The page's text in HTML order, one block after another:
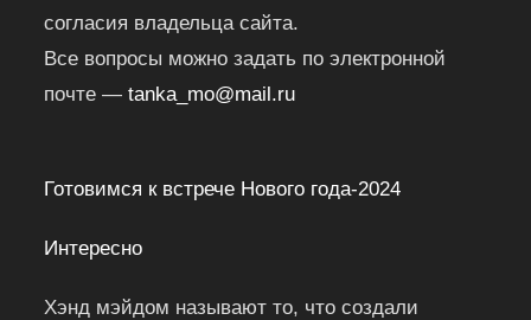
согласия владельца сайта.
Все вопросы можно задать по электронной
почте —tanka_mo@mail.ru
Готовимся к встрече Нового года-2024
Интересно
Хэнд мэйдом называют то, что создали